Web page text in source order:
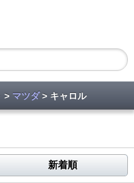
> マツダ> キャロル
新着順